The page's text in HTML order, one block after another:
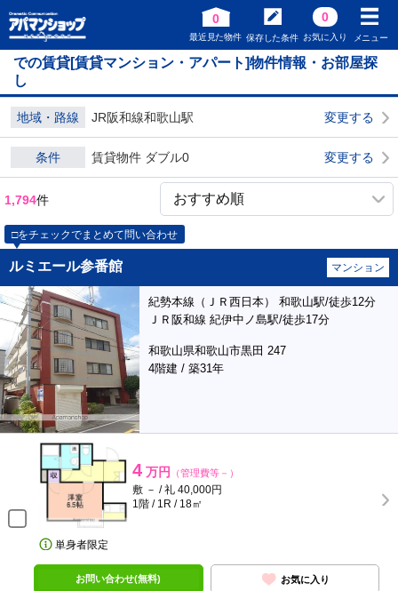
0
最近見た物件 保存した条件
0
お気に入り メニュー
での賃貸[賃貸マンション・アパート]物件情報・お部屋探
し
地域・路線 JR阪和線和歌山駅 変更する
条件 賃貸物件 ダブル0 変更する
1,794件
□をチェックでまとめて問い合わせ
ルミエール参番館 マンション
紀勢本線（ＪＲ西日本） 和歌山駅/徒歩12分
ＪＲ阪和線 紀伊中ノ島駅/徒歩17分
和歌山県和歌山市黒田 247
4階建 / 築31年
4 万円 （管理費等－）
敷 － / 礼 40,000円
1階 / 1R / 18㎡
単身者限定
お問い合わせ(無料) お気に入り